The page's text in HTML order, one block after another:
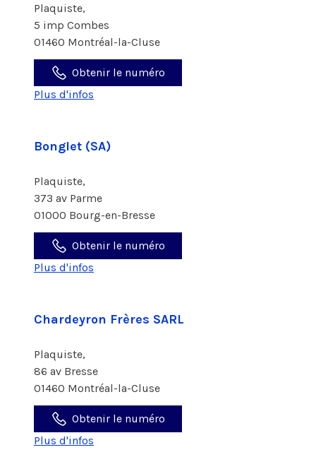
Plaquiste,
5 imp Combes
01460 Montréal-la-Cluse
Obtenir le numéro
Plus d'infos
Bonglet (SA)
Plaquiste,
373 av Parme
01000 Bourg-en-Bresse
Obtenir le numéro
Plus d'infos
Chardeyron Frères SARL
Plaquiste,
86 av Bresse
01460 Montréal-la-Cluse
Obtenir le numéro
Plus d'infos